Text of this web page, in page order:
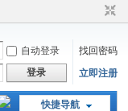
自动登录
找回密码
登录 立即注册
快捷导航